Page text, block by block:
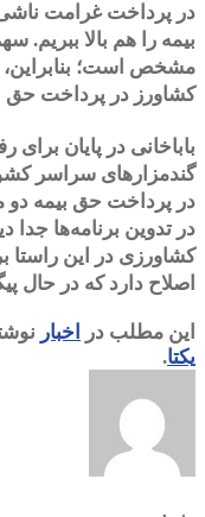
در پرداخت غرامت
بیمه را هم بالا
مشخص است؛ بنابراین،
کشاورز در پرداخت حق
باباخانی در پایان
گندمزارهای سراسر
در پرداخت حق بیمه دو
در تدوین برنامه‌ها
کشاورزی در این راستا
اصلاح دارد که در حال
این مطلب در اخبار
یکتا.